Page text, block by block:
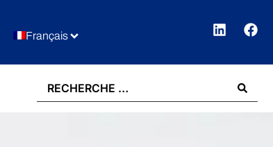
Français